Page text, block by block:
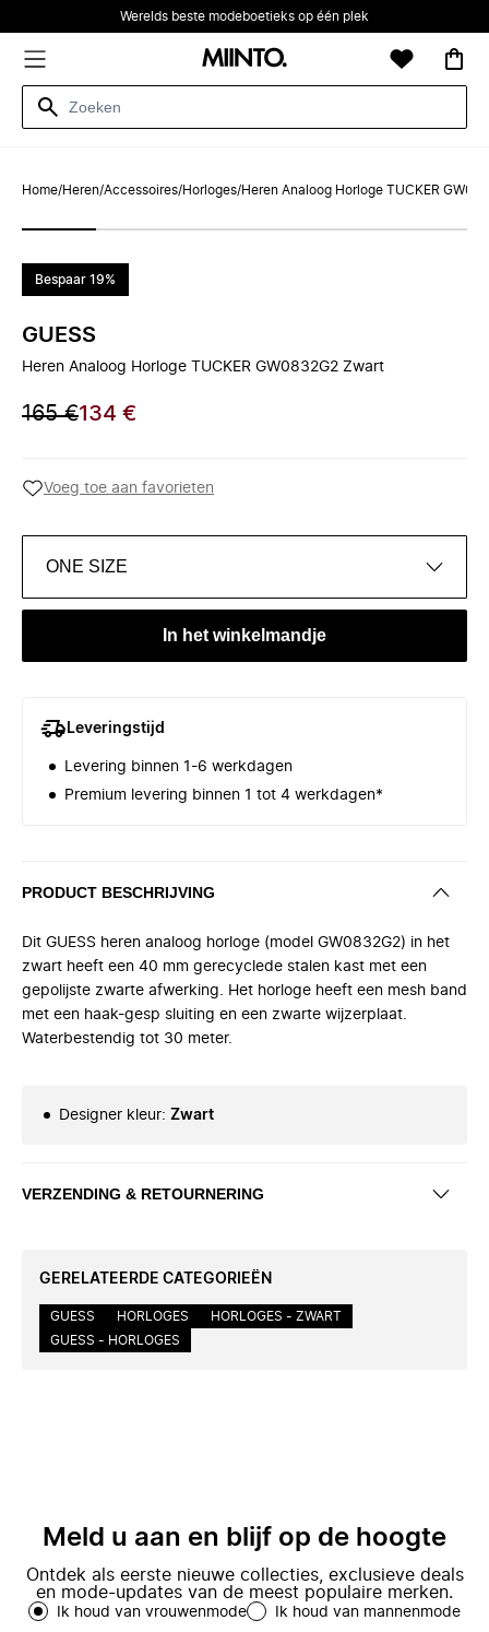
Werelds beste modeboetieks op één plek
Home/Heren/Accessoires/Horloges/Heren Analoog Horloge TUCKER
Bespaar 19%
GUESS
Heren Analoog Horloge TUCKER GW0832G2 Zwart
165 €134 €
Voeg toe aan favorieten
ONE SIZE
In het winkelmandje
Leveringstijd
Levering binnen 1-6 werkdagen
Premium levering binnen 1 tot 4 werkdagen*
PRODUCT BESCHRIJVING
Dit GUESS heren analoog horloge (model GW0832G2) in het
zwart heeft een 40 mm gerecyclede stalen kast met een
gepolijste zwarte afwerking. Het horloge heeft een mesh band
met een haak-gesp sluiting en een zwarte wijzerplaat.
Waterbestendig tot 30 meter.
Designer kleur: Zwart
VERZENDING & RETOURNERING
GERELATEERDE CATEGORIEËN
GUESS HORLOGES
HORLOGES - ZWART
GUESS - HORLOGES
Meld u aan en blijf op de hoogte
Ontdek als eerste nieuwe collecties, exclusieve deals
en mode-updates van de meest populaire merken.
Ik houd van vrouwenmode Ik houd van mannenmode